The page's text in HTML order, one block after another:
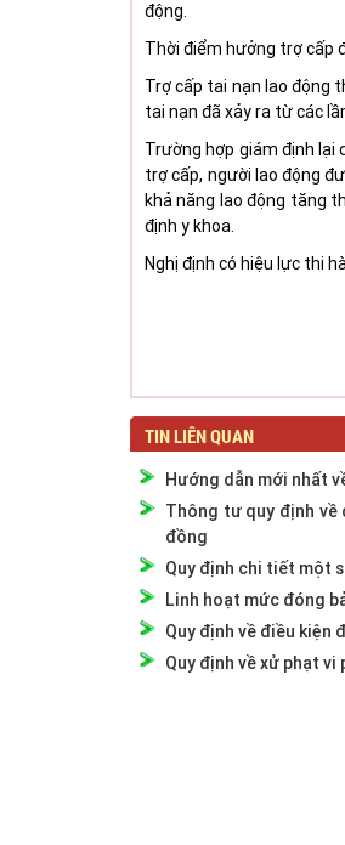
động.
Thời điểm hưởng trợ cấp
Trợ cấp tai nạn lao động
tai nạn đã xảy ra từ các
Trường hợp giám định lại
trợ cấp, người lao động
khả năng lao động tăng
định y khoa.
Nghị định có hiệu lực thi
TIN LIÊN QUAN
Hướng dẫn mới nhất
Thông tư quy định
đồng
Quy định chi tiết một
Linh hoạt mức đóng
Quy định về điều
Quy định về xử phạt